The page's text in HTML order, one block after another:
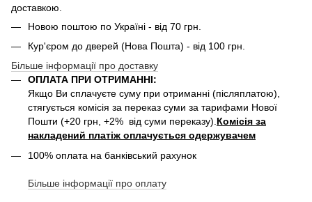
доставкою.
Новою поштою по Україні - від 70 грн.
Кур'єром до дверей (Нова Пошта) - від 100 грн.
Більше інформації про доставку
ОПЛАТА ПРИ ОТРИМАННІ:
Якщо Ви сплачуєте суму при отриманні (післяплатою),
стягується комісія за переказ суми за тарифами Нової
Пошти (+20 грн, +2% від суми переказу).Комісія за
накладений платіж оплачується одержувачем
100% оплата на банківський рахунок
Більше інформації про оплату